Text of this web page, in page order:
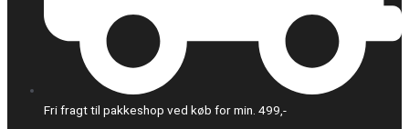
Fri fragt til pakkeshop ved køb for min. 499,-